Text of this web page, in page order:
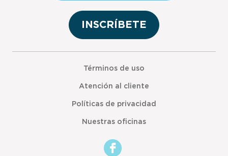
INSCRÍBETE
Términos de uso
Atención al cliente
Políticas de privacidad
Nuestras oficinas